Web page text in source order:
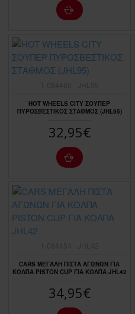
HOT WHEELS CITY ΣΟΥΠΕΡ
ΠΥΡΟΣΒΕΣΤΙΚΟΣ ΣΤΑΘΜΟΣ (JHL95)
32,95€
CARS ΜΕΓΑΛΗ ΠΙΣΤΑ ΑΓΩΝΩΝ ΓΙΑ
ΚΟΛΠΑ PISTON CUP ΓΙΑ ΚΟΛΠΑ JHL42
34,95€